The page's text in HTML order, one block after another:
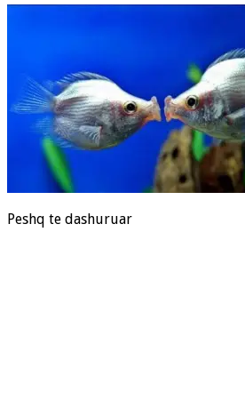
Peshq te dashuruar